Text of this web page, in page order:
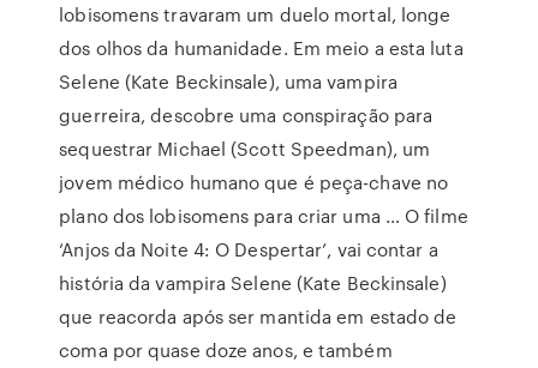
lobisomens travaram um duelo mortal, longe
dos olhos da humanidade. Em meio a esta luta
Selene (Kate Beckinsale), uma vampira
guerreira, descobre uma conspiração para
sequestrar Michael (Scott Speedman), um
jovem médico humano que é peça-chave no
plano dos lobisomens para criar uma … O filme
‘Anjos da Noite 4: O Despertar’, vai contar a
história da vampira Selene (Kate Beckinsale)
que reacorda após ser mantida em estado de
coma por quase doze anos, e também